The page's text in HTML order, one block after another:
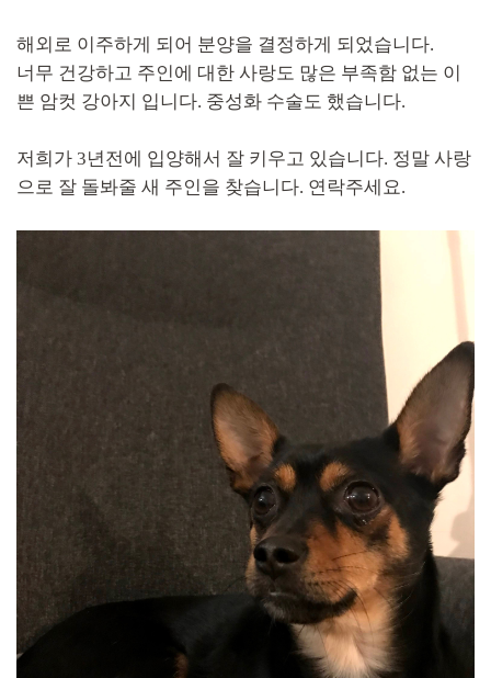
해외로 이주하게 되어 분양을 결정하게 되었습니다.
너무 건강하고 주인에 대한 사랑도 많은 부족함 없는 이
쁜 암컷 강아지 입니다. 중성화 수술도 했습니다.
저희가 3년전에 입양해서 잘 키우고 있습니다. 정말 사랑
으로 잘 돌봐줄 새 주인을 찾습니다. 연락주세요.